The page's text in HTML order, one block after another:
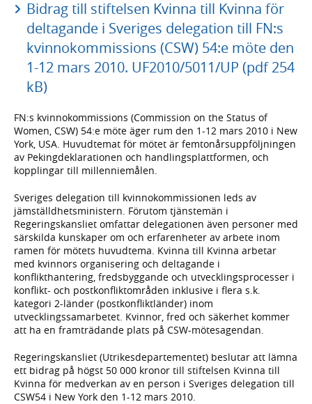
Bidrag till stiftelsen Kvinna till Kvinna för
deltagande i Sveriges delegation till FN:s
kvinnokommissions (CSW) 54:e möte den
1-12 mars 2010. UF2010/5011/UP (pdf 254
kB)
FN:s kvinnokommissions (Commission on the Status of
Women, CSW) 54:e möte äger rum den 1-12 mars 2010 i New
York, USA. Huvudtemat för mötet är femtonårsuppföljningen
av Pekingdeklarationen och handlingsplattformen, och
kopplingar till millenniemålen.
Sveriges delegation till kvinnokommissionen leds av
jämställdhetsministern. Förutom tjänstemän i
Regeringskansliet omfattar delegationen även personer med
särskilda kunskaper om och erfarenheter av arbete inom
ramen för mötets huvudtema. Kvinna till Kvinna arbetar
med kvinnors organisering och deltagande i
konflikthantering, fredsbyggande och utvecklingsprocesser i
konflikt- och postkonfliktområden inklusive i flera s.k.
kategori 2-länder (postkonfliktländer) inom
utvecklingssamarbetet. Kvinnor, fred och säkerhet kommer
att ha en framträdande plats på CSW-mötesagendan.
Regeringskansliet (Utrikesdepartementet) beslutar att lämna
ett bidrag på högst 50 000 kronor till stiftelsen Kvinna till
Kvinna för medverkan av en person i Sveriges delegation till
CSW54 i New York den 1-12 mars 2010.